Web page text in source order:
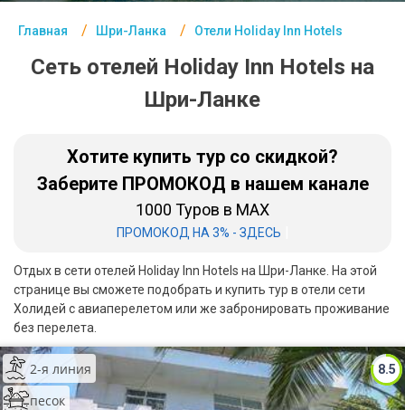
Главная Шри-Ланка Отели Holiday Inn Hotels
Сеть отелей Holiday Inn Hotels на
Шри-Ланке
Хотите купить тур со скидкой?
Заберите ПРОМОКОД в нашем канале
1000 Туров в MAX
ПРОМОКОД НА 3% - ЗДЕСЬ
Отдых в сети отелей Holiday Inn Hotels на Шри-Ланке. На этой
странице вы сможете подобрать и купить тур в отели сети
Холидей с авиаперелетом или же забронировать проживание
без перелета.
8.5
2-я линия
песок
Египет
Северный Гоа
Южный Гоа
Занзибар
Абхазия